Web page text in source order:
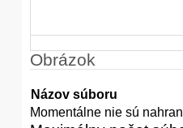
Obrázok
Názov súboru
Momentálne nie sú